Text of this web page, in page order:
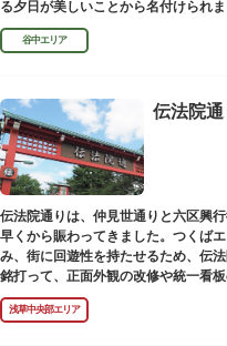
る夕日が美しいことから名付けられま
谷中エリア
伝法院通
伝法院通りは、仲見世通りと六区興
早くから賑わってきました。つくば
み、街に回遊性を持たせるため、伝
銘打って、正面外観の改修や統一看
を再現する景観整備を進めてきました
浅草中央部エリア